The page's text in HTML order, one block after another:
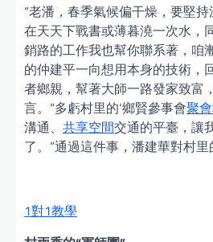
“老潘，春季氣候偏干燥，要堅
在天天下戰書或薄暮澆一次水，
銷路的工作我也幫你聯系著，咱
的仲建平一向想用本身的技術，
者鄉親，幫著大師一路發家致富
言。“多虧村里的‘鄉賢參事會聚
溝通、 共享空間交通的平臺，讓
了。”通過這件事，潘建華對村里
1對1教學